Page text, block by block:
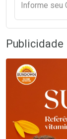
Informe seu
Publicidade